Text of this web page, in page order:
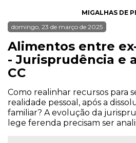
MIGALHAS DE
domingo, 23 de março de 2025
Alimentos entre
- Jurisprudência e
CC
Como realinhar recursos para
realidade pessoal, após a
familiar? A evolução da
lege ferenda precisam ser